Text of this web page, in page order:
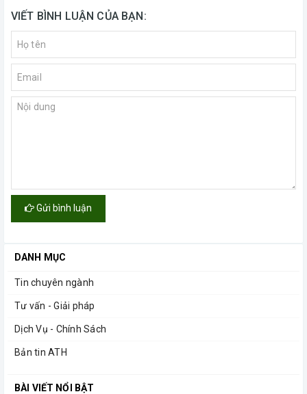
VIẾT BÌNH LUẬN CỦA BẠN:
Gửi bình luận
DANH MỤC
Tin chuyên ngành
Tư vấn - Giải pháp
Dịch Vụ - Chính Sách
Bản tin ATH
BÀI VIẾT NỔI BẬT